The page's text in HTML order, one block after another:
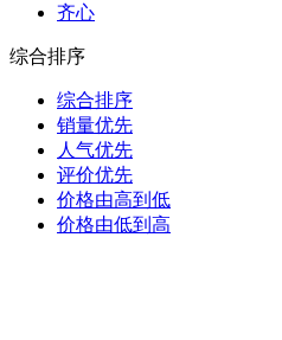
齐心
综合排序
综合排序
销量优先
人气优先
评价优先
价格由高到低
价格由低到高